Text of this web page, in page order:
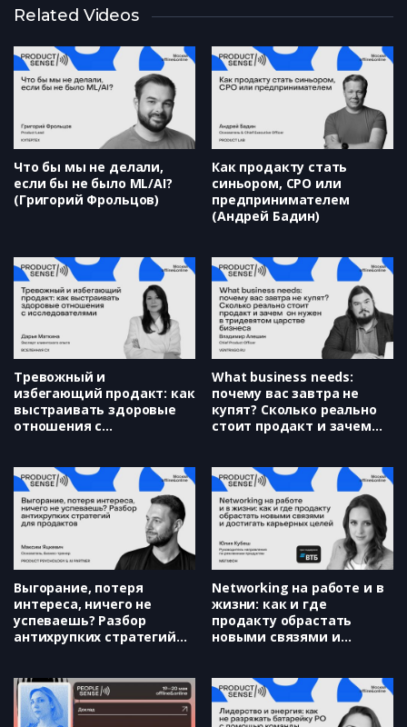
Шакмаев)
Монетизация следующего
уровня: путь от транзакций к
ценности для клиента (Егор
Семьянов)
Related Videos
Что бы мы не делали,
если бы не было ML/AI?
(Григорий Фрольцов)
Как продакту стать
синьором, CPO или
предпринимателем
(Андрей Бадин)
Тревожный и
избегающий продакт: как
выстраивать здоровые
отношения с
What business needs:
почему вас завтра не
купят? Сколько реально
стоит продакт и зачем
бизнеса (Владимир
Алешин)
Выгорание, потеря
интереса, ничего не
успеваешь? Разбор
антихрупких стратегий
(Максим Яцкевич)
Networking на работе и в
жизни: как и где
продакту обрастать
новыми связями и